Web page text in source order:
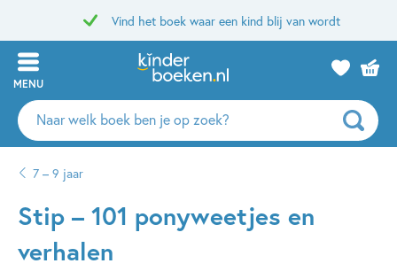
Vind het boek waar een kind blij van wordt
MENU
Zoeken
naar
auteurs
uitgevers
7 – 9 jaar
Stip – 101 ponyweetjes en
verhalen